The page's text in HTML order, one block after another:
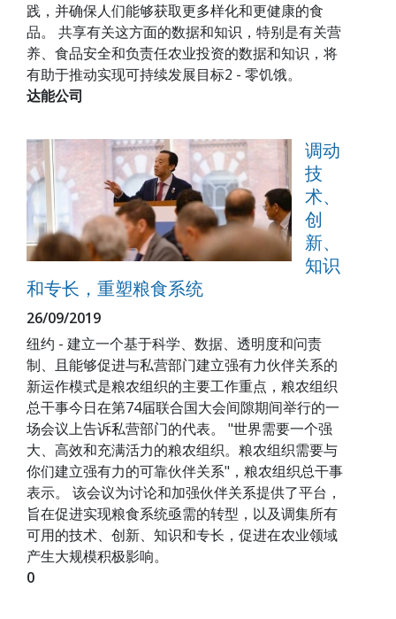
践，并确保人们能够获取更多样化和更健康的食
品。 共享有关这方面的数据和知识，特别是有关营
养、食品安全和负责任农业投资的数据和知识，将
有助于推动实现可持续发展目标2 - 零饥饿。
达能公司
调动
技
术、
创
新、
知识
和专长，重塑粮食系统
26/09/2019
纽约 - 建立一个基于科学、数据、透明度和问责
制、且能够促进与私营部门建立强有力伙伴关系的
新运作模式是粮农组织的主要工作重点，粮农组织
总干事今日在第74届联合国大会间隙期间举行的一
场会议上告诉私营部门的代表。 "世界需要一个强
大、高效和充满活力的粮农组织。粮农组织需要与
你们建立强有力的可靠伙伴关系"，粮农组织总干事
表示。 该会议为讨论和加强伙伴关系提供了平台，
旨在促进实现粮食系统亟需的转型，以及调集所有
可用的技术、创新、知识和专长，促进在农业领域
产生大规模积极影响。
0